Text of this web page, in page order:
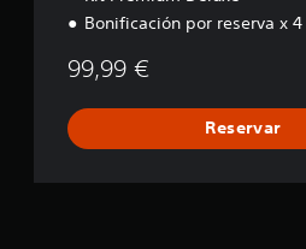
Bonificación por reserva x 4
99,99 €
Reservar